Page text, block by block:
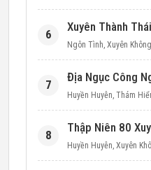
6
Xuyên Thành
Ngôn Tình, Xuyên Không
7
Địa Ngục Công
Huyền Huyễn, Thám
8
Thập Niên 80
Huyền Huyễn, Xuyên